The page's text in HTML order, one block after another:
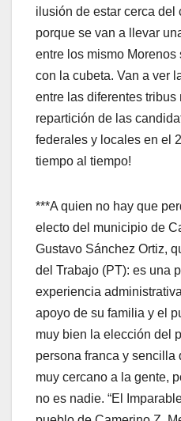
ilusión de estar cerca del
porque se van a llevar
entre los mismo Morenos
con la cubeta. Van a ver
entre las diferentes tribus
repartición de las
federales y locales en el
tiempo al tiempo!
***A quien no hay que
electo del municipio de
Gustavo Sánchez Ortiz,
del Trabajo (PT): es una
experiencia
apoyo de su familia y el
muy bien la elección del
persona franca y sencilla
muy cercano a la gente,
no es nadie. “El